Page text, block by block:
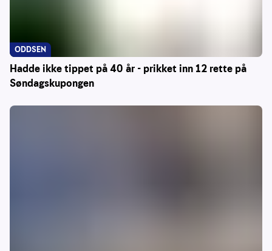
Hadde ikke tippet på 40 år - prikket inn 12 rette på
Søndagskupongen
ODDSEN